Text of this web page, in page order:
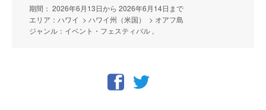
期間： 2026年6月13日から 2026年6月14日まで
エリア：ハワイ > ハワイ州（米国） > オアフ島
ジャンル：イベント・フェスティバル ,